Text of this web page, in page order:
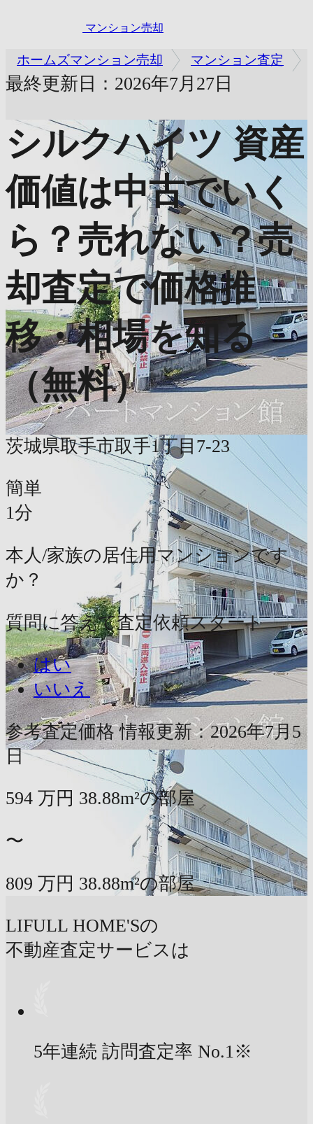
マンション売却
ホームズマンション売却 マンション査定
最終更新日：2026年7月27日
シルクハイツ 資産
価値は中古でいく
ら？売れない？売
却査定で価格推
移・相場を知る
（無料）
茨城県取手市取手1丁目7-23
簡単
1分
本人/家族の居住用マンションです
か？
質問に答えて査定依頼スタート
はい
いいえ
参考査定価格 情報更新：2026年7月5
日
594 万円 38.88m²の部屋
〜
809 万円 38.88m²の部屋
LIFULL HOME'Sの
不動産査定サービスは
5年連続 訪問査定率 No.1※